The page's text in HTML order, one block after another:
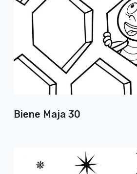
Biene Maja 30